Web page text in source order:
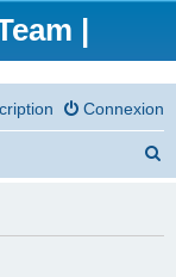
|
Connexion